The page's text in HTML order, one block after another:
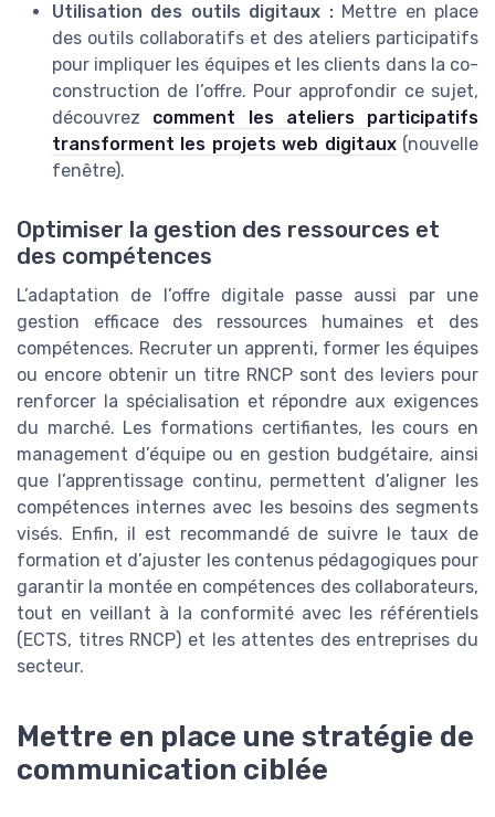
Utilisation des outils digitaux :Mettre en place
des outils collaboratifs et des ateliers participatifs
pour impliquer les équipes et les clients dans la co-
construction de l’offre. Pour approfondir ce sujet,
découvrez comment les ateliers participatifs
transforment les projets web digitaux(nouvelle
fenêtre).
Optimiser la gestion des ressources et
des compétences
L’adaptation de l’offre digitale passe aussi par une
gestion efficace des ressources humaines et des
compétences. Recruter un apprenti, former les équipes
ou encore obtenir un titre RNCP sont des leviers pour
renforcer la spécialisation et répondre aux exigences
du marché. Les formations certifiantes, les cours en
management d’équipe ou en gestion budgétaire, ainsi
que l’apprentissage continu, permettent d’aligner les
compétences internes avec les besoins des segments
visés. Enfin, il est recommandé de suivre le taux de
formation et d’ajuster les contenus pédagogiques pour
garantir la montée en compétences des collaborateurs,
tout en veillant à la conformité avec les référentiels
(ECTS, titres RNCP) et les attentes des entreprises du
secteur.
Mettre en place une stratégie de
communication ciblée